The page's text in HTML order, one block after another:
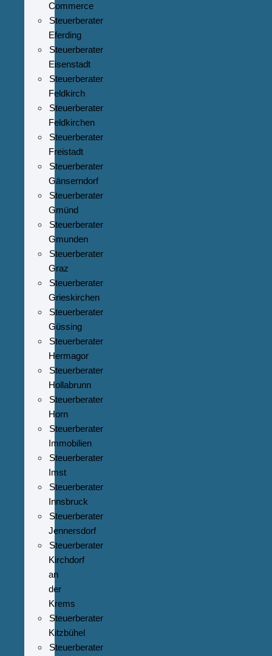
Commerce
Steuerberater
Eferding
Steuerberater
Eisenstadt
Steuerberater
Feldkirch
Steuerberater
Feldkirchen
Steuerberater
Freistadt
Steuerberater
Gänserndorf
Steuerberater
Gmünd
Steuerberater
Gmunden
Steuerberater
Graz
Steuerberater
Grieskirchen
Steuerberater
Güssing
Steuerberater
Hermagor
Steuerberater
Hollabrunn
Steuerberater
Horn
Steuerberater
Immobilien
Steuerberater
Imst
Steuerberater
Innsbruck
Steuerberater
Jennersdorf
Steuerberater
Kirchdorf
an
der
Krems
Steuerberater
Kitzbühel
Steuerberater